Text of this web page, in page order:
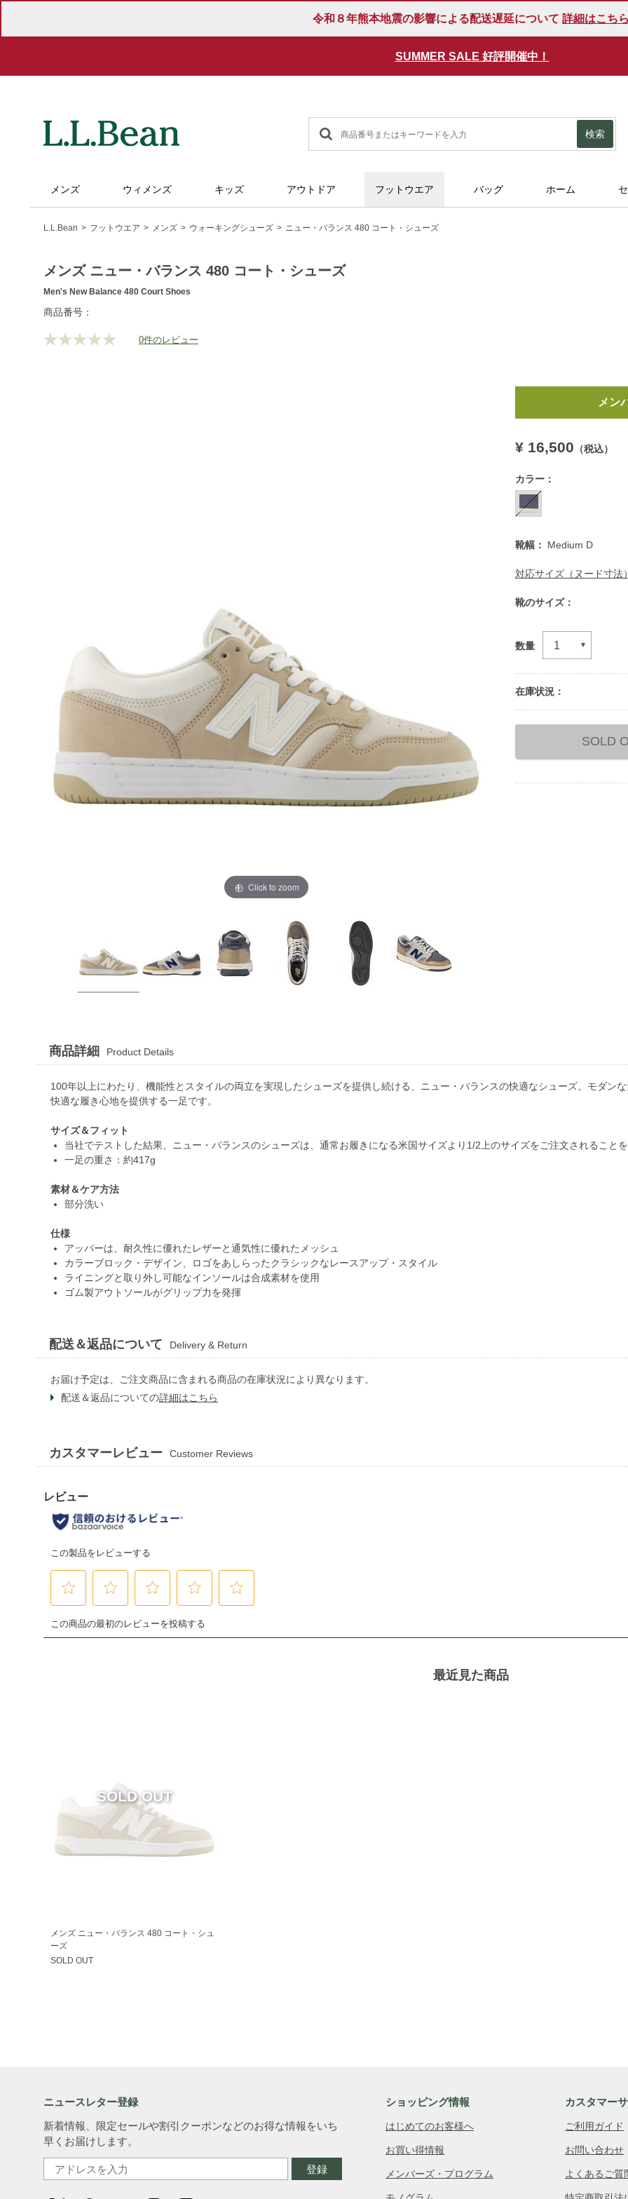
令和８年熊本地震の影響による配送遅延について 詳細はこち
SUMMER SALE 好評開催中！
検索
メンズ ウィメンズ キッズ アウトドア フットウエア バッグ ホーム
L.L.Bean フットウエア メンズ ウォーキングシューズ ニュー・バランス 480 コート・シューズ
メンズ ニュー・バランス 480 コート・シューズ
Men's New Balance 480 Court Shoes
https://www.llbean.co.jp/mens/shoes/walking-
商品番号：
評
0件のレビュー
Click to zoom
shoes/g/P129487.html
メン
¥ 16,500 （税込）
カラー：
靴幅： Medium D
対応サイズ（ヌード寸法
靴のサイズ：
数量
在庫状況：
options
SOLD
商品詳細 Product Details
100年以上にわたり、機能性とスタイルの両立を実現したシューズを提供し続ける、ニュー・バランスの快適なシューズ。モダン
快適な履き心地を提供する一足です。
サイズ＆フィット
当社でテストした結果、ニュー・バランスのシューズは、通常お履きになる米国サイズより1/2上のサイズをご注文されること
一足の重さ：約417g
素材＆ケア方法
部分洗い
仕様
アッパーは、耐久性に優れたレザーと通気性に優れたメッシュ
カラーブロック・デザイン、ロゴをあしらったクラシックなレースアップ・スタイル
ライニングと取り外し可能なインソールは合成素材を使用
ゴム製アウトソールがグリップ力を発揮
配送＆返品について Delivery & Return
お届け予定は、ご注文商品に含まれる商品の在庫状況により異なります。
配送＆返品についての詳細はこちら
カスタマーレビュー Customer Reviews
最近見た商品
メンズ ニュー・バランス 480 コート・シュ
ーズ
SOLD OUT
ニュースレター登録
新着情報、限定セールや割引クーポンなどのお得な情報をいち
早くお届けします。
登録
ショッピング情報
はじめてのお客様へ
お買い得情報
メンバーズ・プログラム
カスタマー
ご利用ガイド
お問い合わせ
よくあるご質